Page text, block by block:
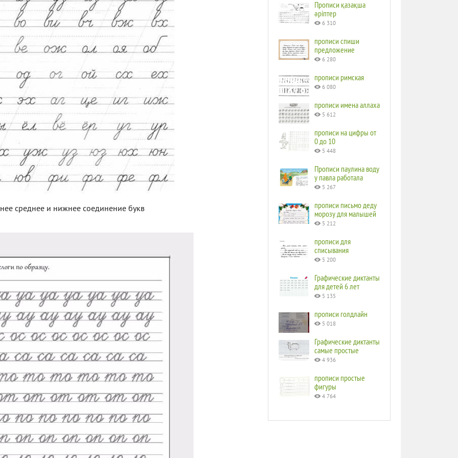
среднее и нижнее соединение букв
Прописи қазақша
әріптер
6 310
прописи спиши
предложение
6 280
прописи римская
6 080
прописи имена аллаха
5 612
прописи на цифры от
0 до 10
5 448
Прописи паулина воду
у павла работала
5 267
прописи письмо деду
морозу для малышей
5 212
прописи для
списывания
5 200
Графические диктанты
для детей 6 лет
5 135
прописи голдлайн
5 018
Графические диктанты
самые простые
4 936
прописи простые
фигуры
4 764